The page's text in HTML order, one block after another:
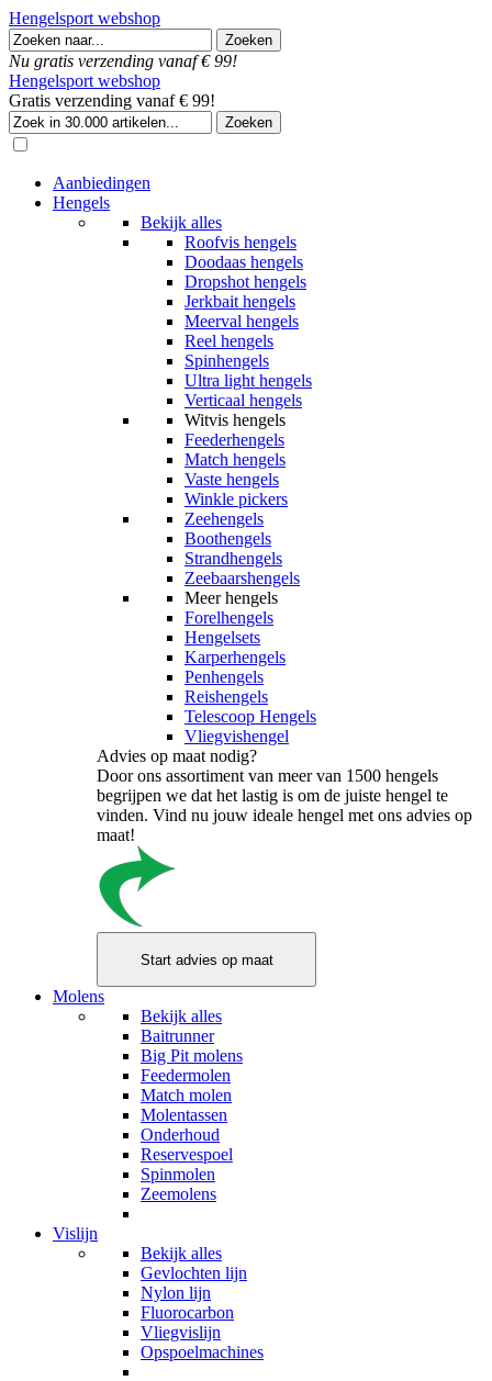
Hengelsport webshop
Nu gratis verzending vanaf € 99!
Hengelsport webshop
Gratis verzending vanaf € 99!
Aanbiedingen
Hengels
Bekijk alles
Roofvis hengels
Doodaas hengels
Dropshot hengels
Jerkbait hengels
Meerval hengels
Reel hengels
Spinhengels
Ultra light hengels
Verticaal hengels
Witvis hengels
Feederhengels
Match hengels
Vaste hengels
Winkle pickers
Zeehengels
Boothengels
Strandhengels
Zeebaarshengels
Meer hengels
Forelhengels
Hengelsets
Karperhengels
Penhengels
Reishengels
Telescoop Hengels
Vliegvishengel
Advies op maat nodig?
Door ons assortiment van meer van 1500 hengels
begrijpen we dat het lastig is om de juiste hengel te
vinden. Vind nu jouw ideale hengel met ons advies op
maat!
Molens
Bekijk alles
Baitrunner
Big Pit molens
Feedermolen
Match molen
Molentassen
Onderhoud
Reservespoel
Spinmolen
Zeemolens
Vislijn
Bekijk alles
Gevlochten lijn
Nylon lijn
Fluorocarbon
Vliegvislijn
Opspoelmachines